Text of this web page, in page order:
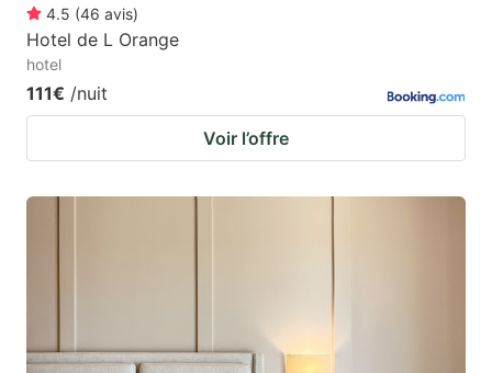
4.5 (46 avis)
Hotel de L Orange
hotel
111€ /nuit
Voir l’offre